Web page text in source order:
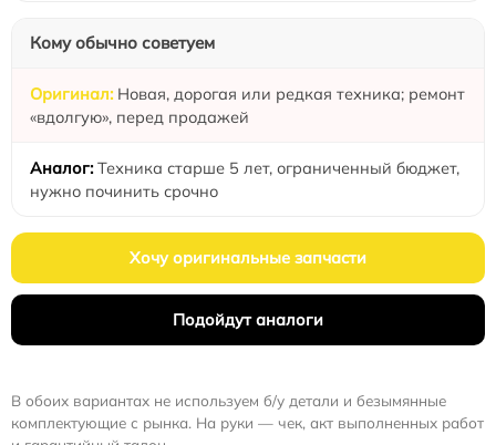
Кому обычно советуем
Новая, дорогая или редкая техника; ремонт
«вдолгую», перед продажей
Техника старше 5 лет, ограниченный бюджет,
нужно починить срочно
Хочу оригинальные запчасти
Подойдут аналоги
В обоих вариантах не используем б/у детали и безымянные
комплектующие с рынка. На руки — чек, акт выполненных работ